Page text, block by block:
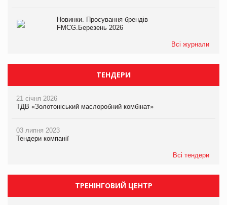
Новинки. Просування брендів
FMCG.Березень 2026
Всі журнали
ТЕНДЕРИ
21 січня 2026
ТДВ «Золотоніський маслоробний комбінат»
03 липня 2023
Тендери компанії
Всі тендери
ТРЕНІНГОВИЙ ЦЕНТР